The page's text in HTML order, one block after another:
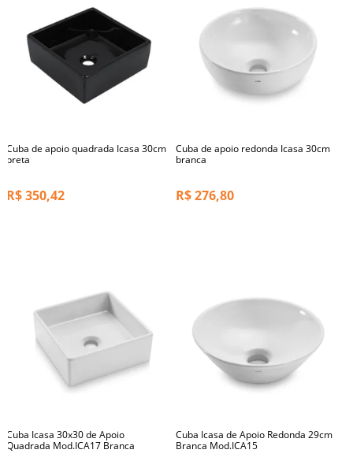
Cuba de apoio quadrada Icasa 30cm
preta
R$350,42
Cuba de apoio redonda Icasa 30cm
branca
R$276,80
Cuba Icasa 30x30 de Apoio
Quadrada Mod.ICA17 Branca
Cuba Icasa de Apoio Redonda 29cm
Branca Mod.ICA15